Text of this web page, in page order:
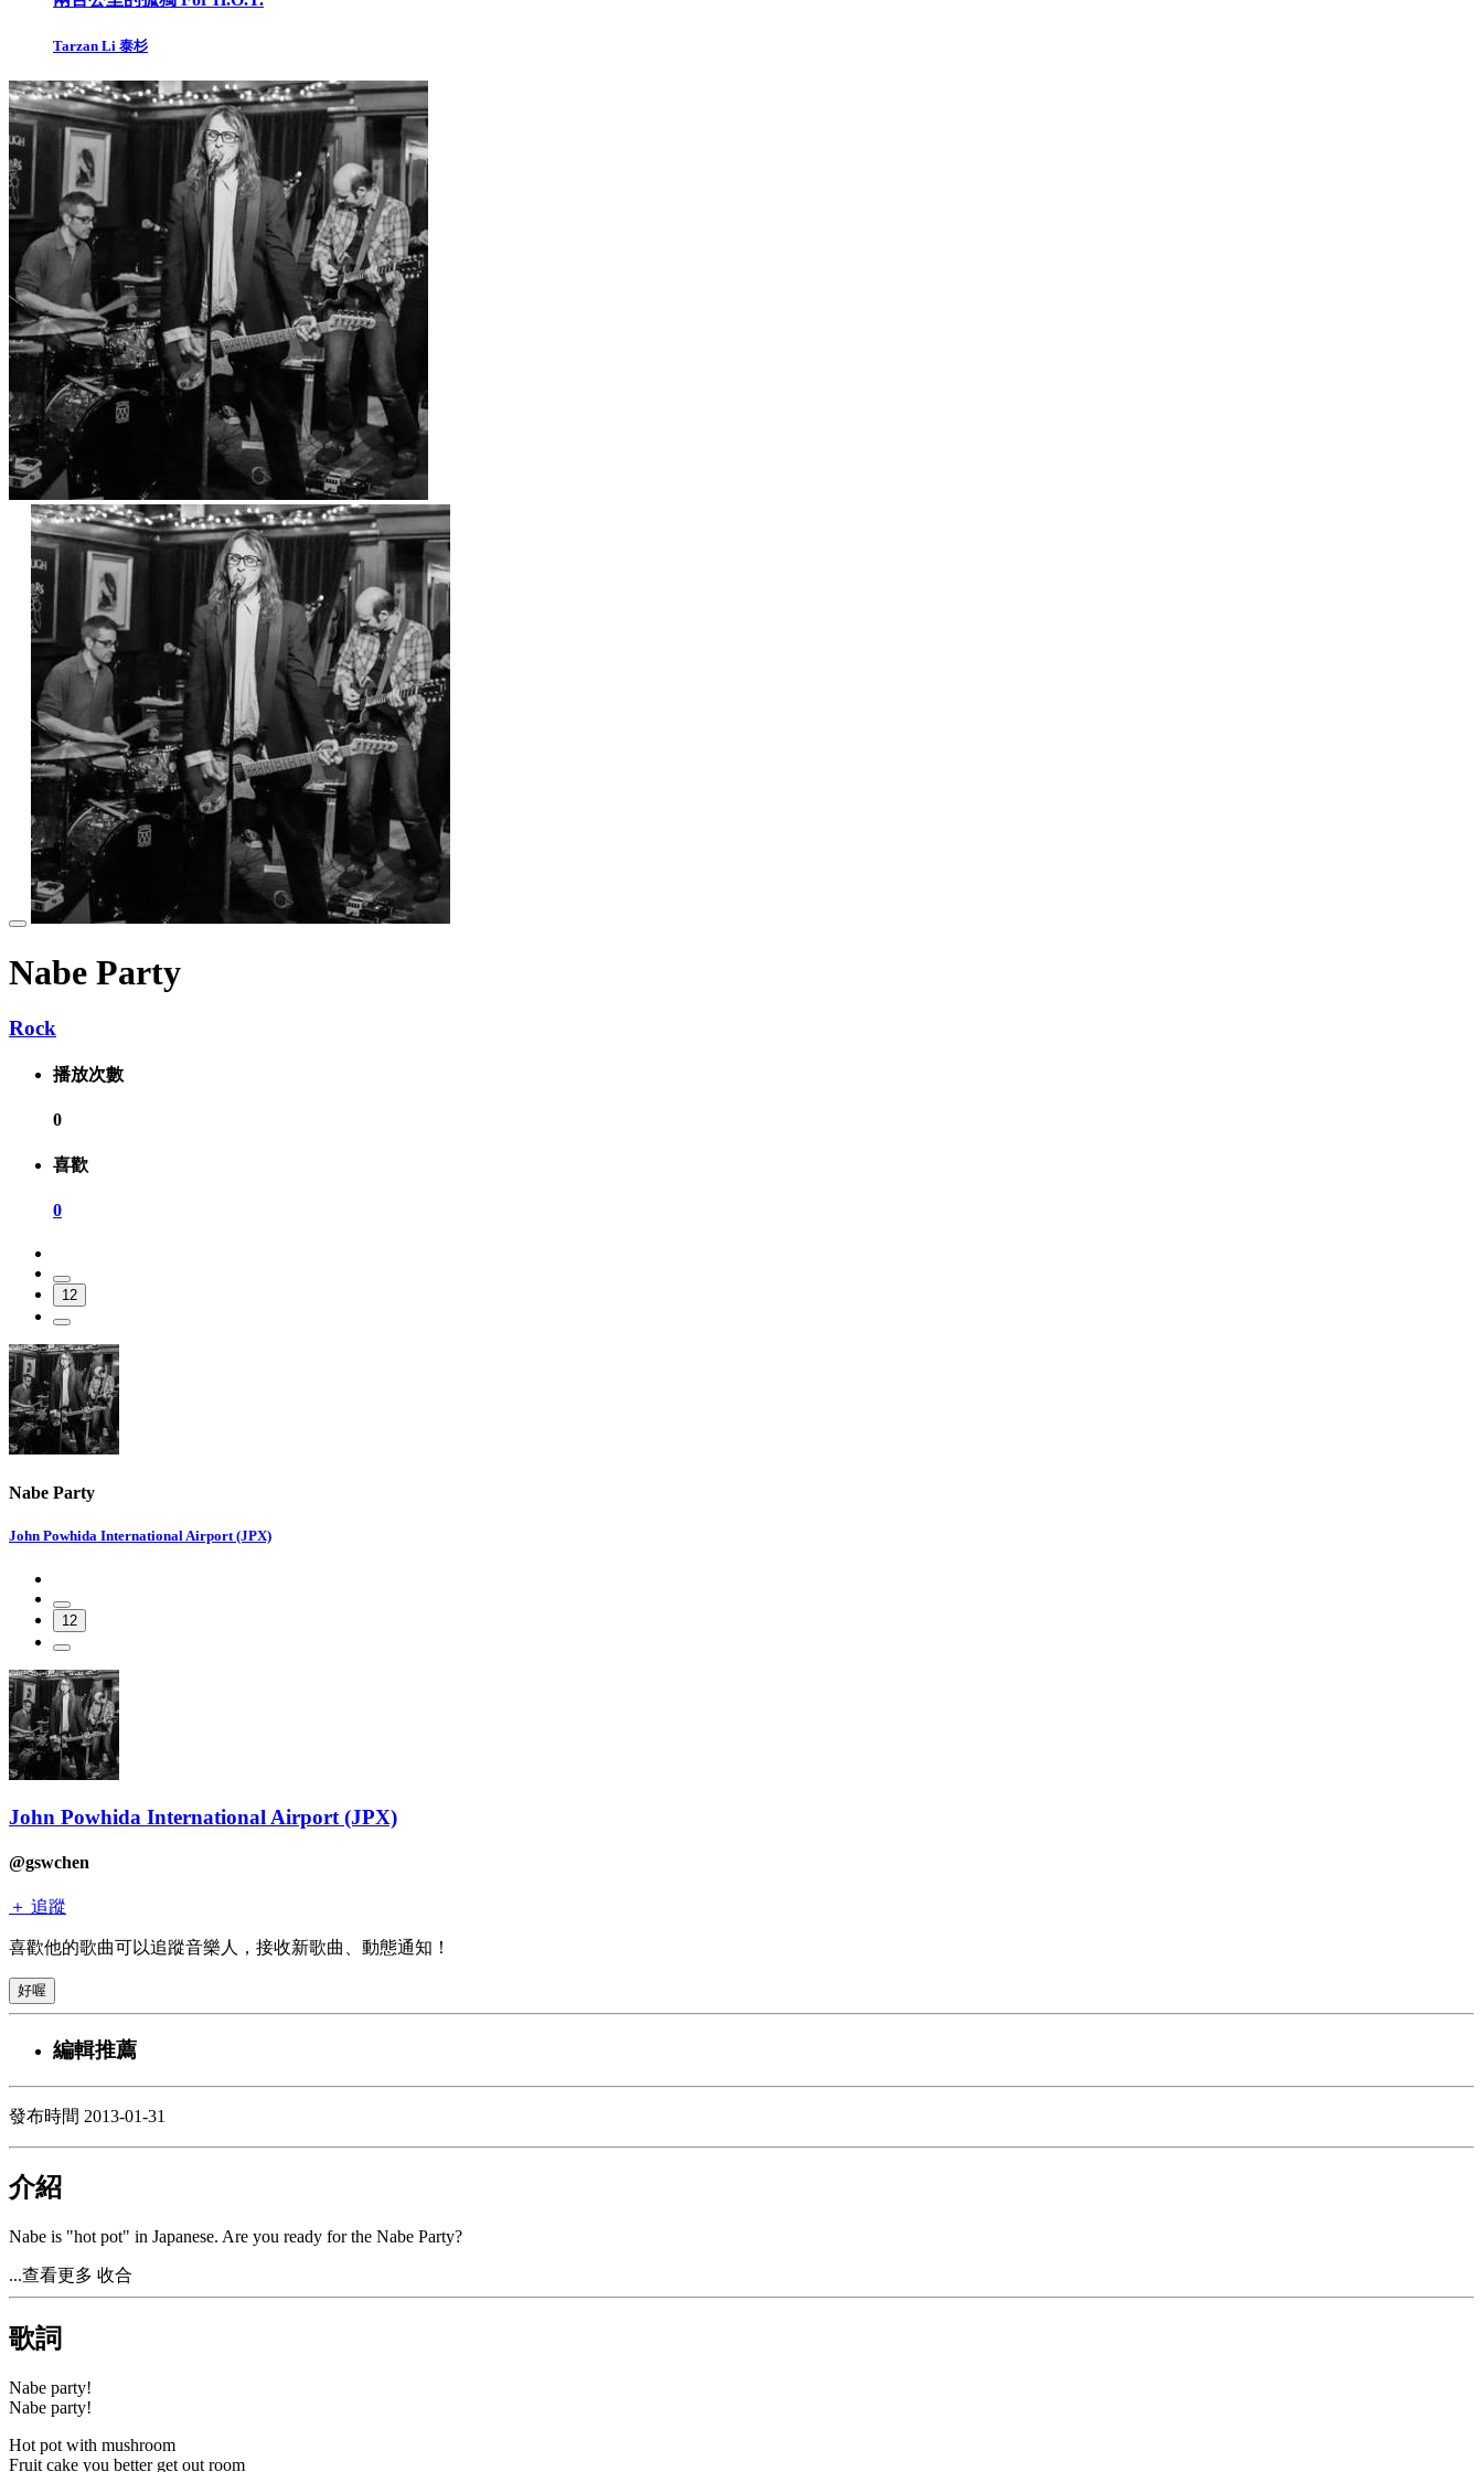
Tarzan Li 泰杉
Nabe Party
Rock
播放次數
0
喜歡
0
12
Nabe Party
John Powhida International Airport (JPX)
12
John Powhida International Airport (JPX)
@gswchen
＋ 追蹤
喜歡他的歌曲可以追蹤音樂人，接收新歌曲、動態通知！
好喔
編輯推薦
發布時間 2013-01-31
介紹
Nabe is "hot pot" in Japanese. Are you ready for the Nabe Party?
...查看更多 收合
歌詞
Nabe party!
Nabe party!
Hot pot with mushroom
Fruit cake you better get out room